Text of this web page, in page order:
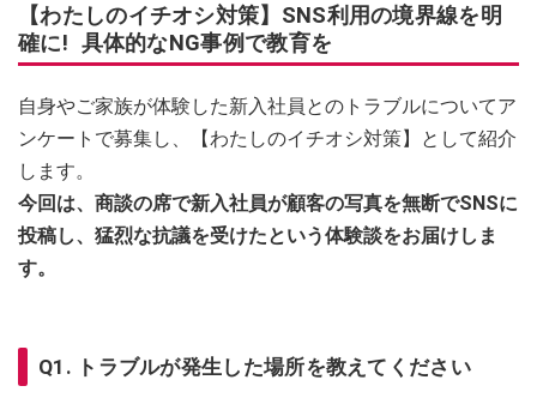
【わたしのイチオシ対策】SNS利用の境界線を明
確に! 具体的なNG事例で教育を
自身やご家族が体験した新入社員とのトラブルについてア
ンケートで募集し、【わたしのイチオシ対策】として紹介
します。
今回は、商談の席で新入社員が顧客の写真を無断でSNSに
投稿し、猛烈な抗議を受けたという体験談をお届けしま
す。
Q1. トラブルが発生した場所を教えてください